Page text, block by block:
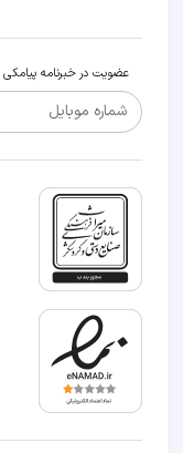
عضویت در خبرنامه پیامکی
شماره موبایل